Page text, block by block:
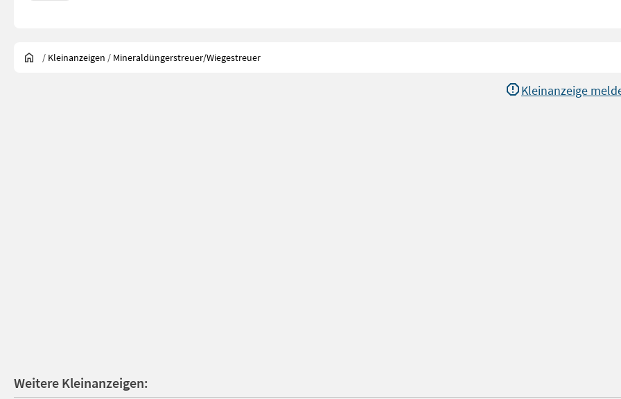
/ Kleinanzeigen / Mineraldüngerstreuer/Wiegestreuer
Kleinanzeige
Weitere Kleinanzeigen: